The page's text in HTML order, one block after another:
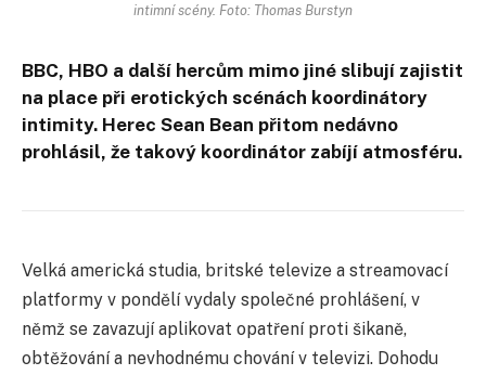
intimní scény. Foto: Thomas Burstyn
BBC, HBO a další hercům mimo jiné slibují zajistit
na place při erotických scénách koordinátory
intimity. Herec Sean Bean přitom nedávno
prohlásil, že takový koordinátor zabíjí atmosféru.
Velká americká studia, britské televize a streamovací
platformy v pondělí vydaly společné prohlášení, v
němž se zavazují aplikovat opatření proti šikaně,
obtěžování a nevhodnému chování v televizi. Dohodu